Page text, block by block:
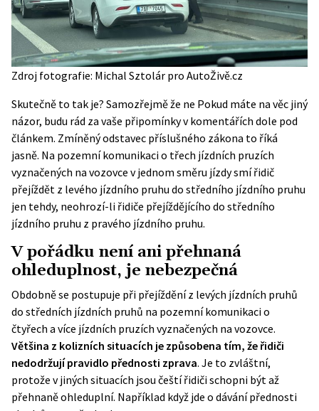
Zdroj fotografie: Michal Sztolár pro AutoŽivě.cz
Skutečně to tak je? Samozřejmě že ne Pokud máte na věc jiný
názor, budu rád za vaše připomínky v komentářích dole pod
článkem. Zmíněný odstavec příslušného zákona to říká
jasně. Na pozemní komunikaci o třech jízdních pruzích
vyznačených na vozovce v jednom směru jízdy smí řidič
přejíždět z levého jízdního pruhu do středního jízdního pruhu
jen tehdy, neohrozí-li řidiče přejíždějícího do středního
jízdního pruhu z pravého jízdního pruhu.
V pořádku není ani přehnaná
ohleduplnost, je nebezpečná
Obdobně se postupuje při přejíždění z levých jízdních pruhů
do středních jízdních pruhů na pozemní komunikaci o
čtyřech a více jízdních pruzích vyznačených na vozovce.
Většina z kolizních situacích je způsobena tím, že řidiči
nedodržují pravidlo přednosti zprava. Je to zvláštní,
protože v jiných situacích jsou čeští řidiči schopni být až
přehnaně ohleduplní. Například když jde o dávání přednosti